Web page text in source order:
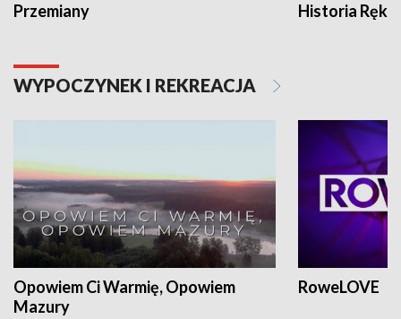
Przemiany Historia Ręką
WYPOCZYNEK I REKREACJA
Opowiem Ci Warmię, Opowiem
Mazury
RoweLOVE